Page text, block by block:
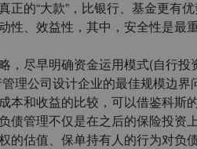
的“大款”，比银行、基金更有
性、效益性，其中，安全性是最
，尽早明确资金运用模式(自行投
理公司设计企业的最佳规模边界
和收益的比较，可以借鉴科斯
债管理不仅是在之后的保险投资
的估值、保单持有人的行为对负